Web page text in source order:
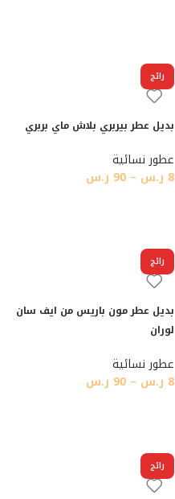
رائج
بديل عطر بيربري بلاش ماي بربري
عطور نسائية
8 ر.س –
90 ر.س
رائج
بديل عطر مون باريس من ايف سان
لوران
عطور نسائية
8 ر.س –
90 ر.س
رائج